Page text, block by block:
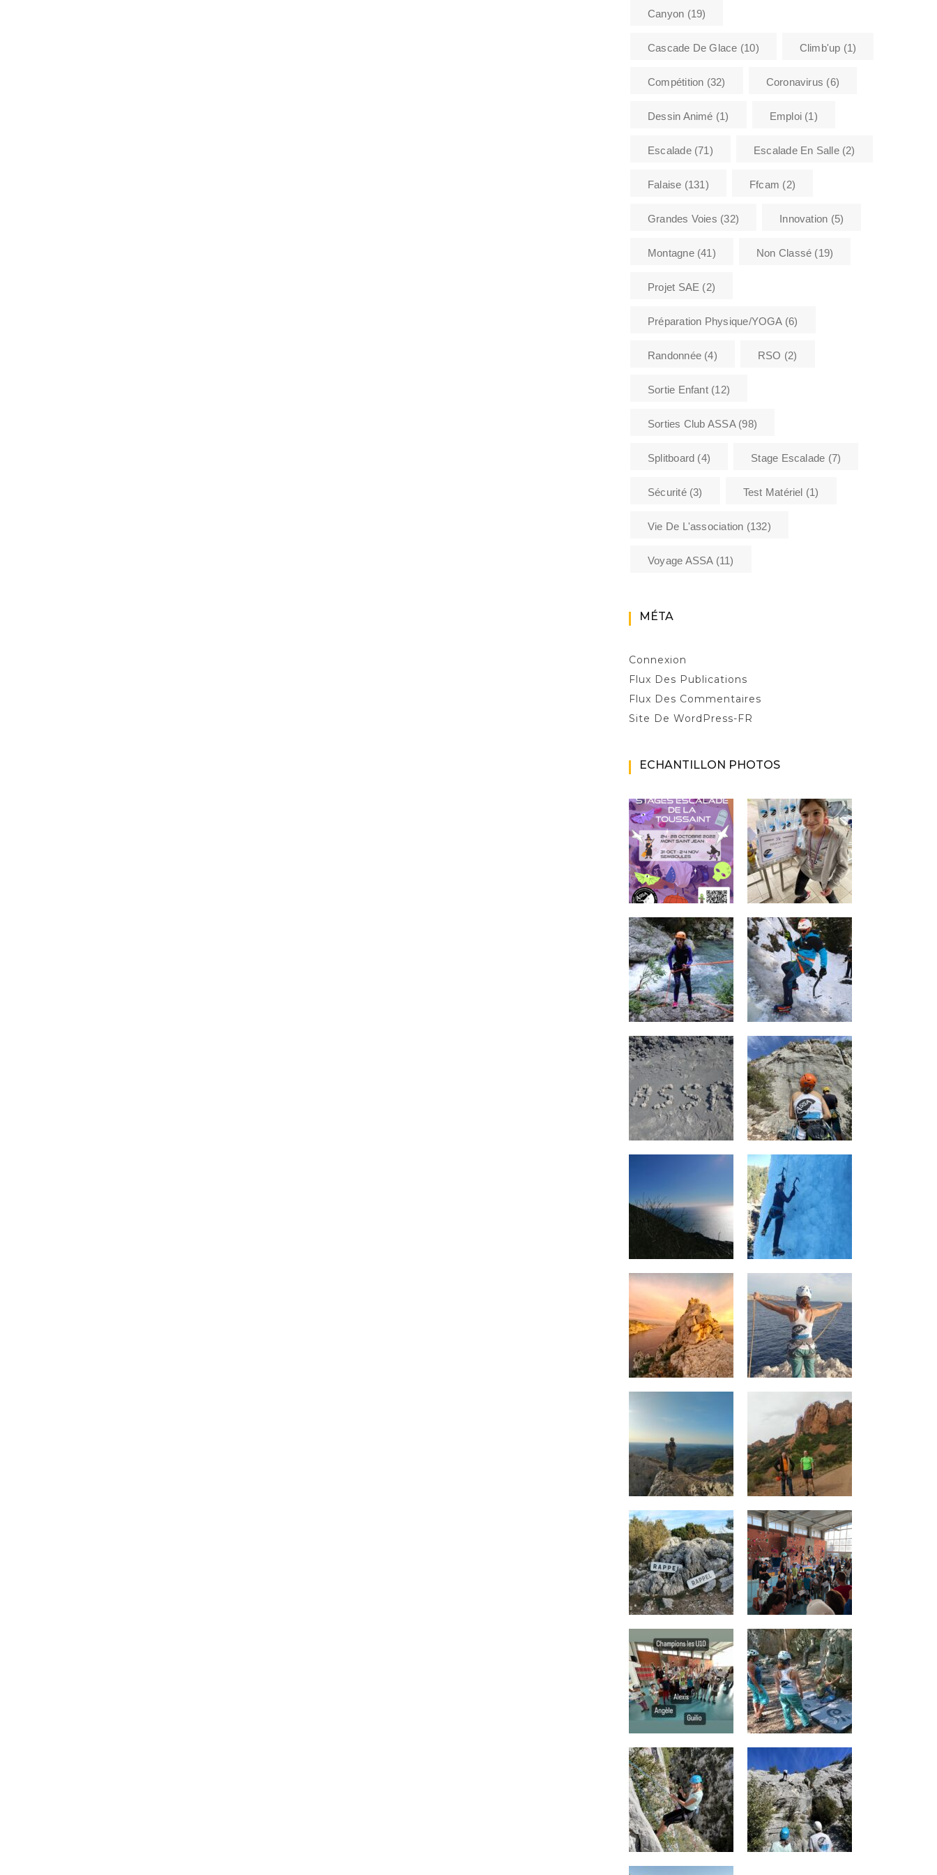
Canyon (19)
Cascade De Glace (10) Climb'up (1)
Compétition (32) Coronavirus (6)
Dessin Animé (1) Emploi(1)
Escalade(71) Escalade En Salle(2)
Falaise (131) Ffcam (2)
Grandes Voies (32) Innovation (5)
Montagne(41) Non Classé (19)
Projet SAE (2)
Préparation Physique/YOGA(6)
Randonnée (4) RSO (2)
Sortie Enfant(12)
Sorties Club ASSA(98)
Splitboard (4) Stage Escalade (7)
Sécurité(3) Test Matériel (1)
Vie De L'association (132)
Voyage ASSA(11)
MÉTA
Connexion
Flux Des Publications
Flux Des Commentaires
Site De WordPress-FR
ECHANTILLON PHOTOS